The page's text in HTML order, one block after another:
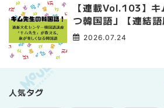
【連載Vol.103】
つ韓国語」【連結
3】2026.07.24
人気タグ